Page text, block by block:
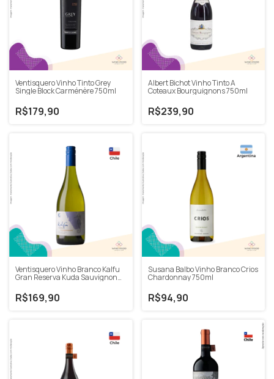
Ventisquero Vinho Tinto Grey
Single Block Carménère 750ml
R$179,90
Albert Bichot Vinho Tinto A
Coteaux Bourguignons 750ml
R$239,90
Ventisquero Vinho Branco Kalfu
Gran Reserva Kuda Sauvignon
R$169,90
Susana Balbo Vinho Branco Crios
Chardonnay 750ml
R$94,90